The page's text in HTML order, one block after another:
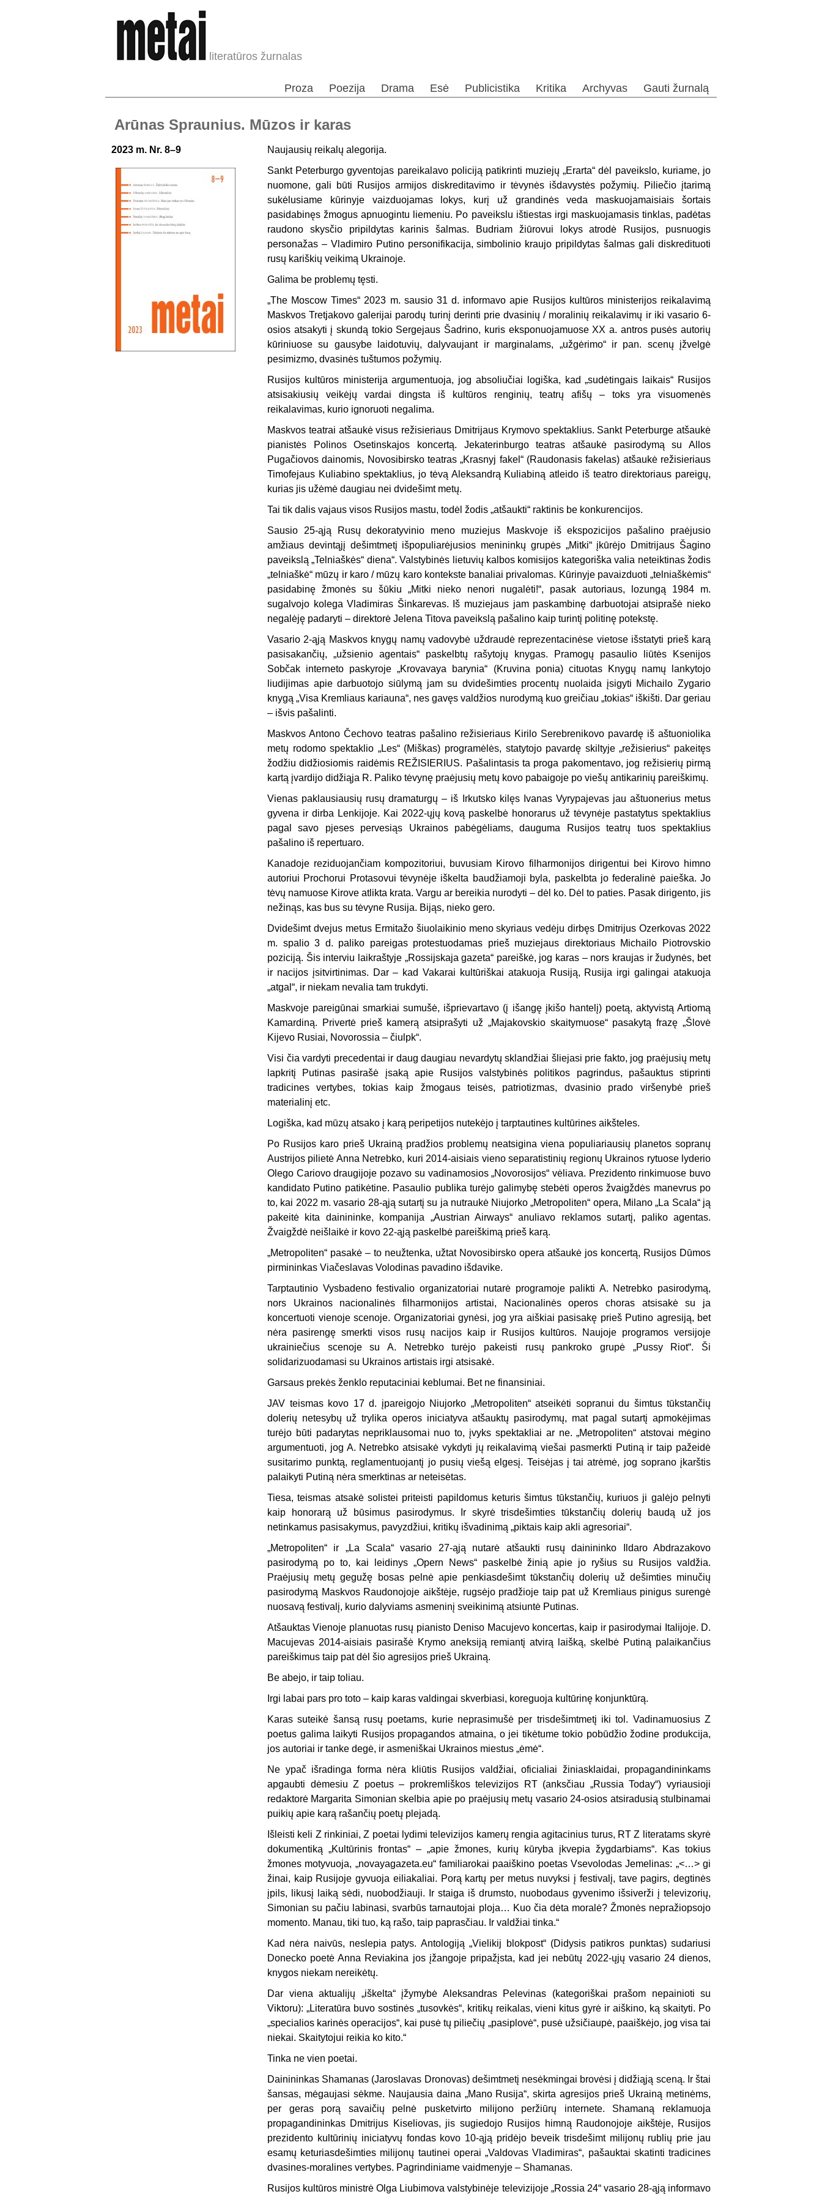
literatūros žurnalas
Proza Poezija Drama Esė Publicistika Kritika Archyvas Gauti žurnalą
Arūnas Spraunius. Mūzos ir karas
2023 m. Nr. 8–9
Naujausių reikalų alegorija.
Sankt Peterburgo gyventojas pareikalavo policiją patikrinti muziejų „Erarta“ dėl paveikslo, kuriame, jo
nuomone, gali būti Rusijos armijos diskreditavimo ir tėvynės išdavystės požymių. Piliečio įtarimą
sukėlusiame kūrinyje vaizduojamas lokys, kurį už grandinės veda maskuojamaisiais šortais
pasidabinęs žmogus apnuogintu liemeniu. Po paveikslu ištiestas irgi maskuojamasis tinklas, padėtas
raudono skysčio pripildytas karinis šalmas. Budriam žiūrovui lokys atrodė Rusijos, pusnuogis
personažas – Vladimiro Putino personifikacija, simbolinio kraujo pripildytas šalmas gali diskredituoti
rusų kariškių veikimą Ukrainoje.
Galima be problemų tęsti.
„The Moscow Times“ 2023 m. sausio 31 d. informavo apie Rusijos kultūros ministerijos reikalavimą
Maskvos Tretjakovo galerijai parodų turinį derinti prie dvasinių / moralinių reikalavimų ir iki vasario 6-
osios atsakyti į skundą tokio Sergejaus Šadrino, kuris eksponuojamuose XX a. antros pusės autorių
kūriniuose su gausybe laidotuvių, dalyvaujant ir marginalams, „užgėrimo“ ir pan. scenų įžvelgė
pesimizmo, dvasinės tuštumos požymių.
Rusijos kultūros ministerija argumentuoja, jog absoliučiai logiška, kad „sudėtingais laikais“ Rusijos
atsisakiusių veikėjų vardai dingsta iš kultūros renginių, teatrų afišų – toks yra visuomenės
reikalavimas, kurio ignoruoti negalima.
Maskvos teatrai atšaukė visus režisieriaus Dmitrijaus Krymovo spektaklius. Sankt Peterburge atšaukė
pianistės Polinos Osetinskajos koncertą. Jekaterinburgo teatras atšaukė pasirodymą su Allos
Pugačiovos dainomis, Novosibirsko teatras „Krasnyj fakel“ (Raudonasis fakelas) atšaukė režisieriaus
Timofejaus Kuliabino spektaklius, jo tėvą Aleksandrą Kuliabiną atleido iš teatro direktoriaus pareigų,
kurias jis užėmė daugiau nei dvidešimt metų.
Tai tik dalis vajaus visos Rusijos mastu, todėl žodis „atšaukti“ raktinis be konkurencijos.
Sausio 25-ąją Rusų dekoratyvinio meno muziejus Maskvoje iš ekspozicijos pašalino praėjusio
amžiaus devintąjį dešimtmetį išpopuliarėjusios menininkų grupės „Mitki“ įkūrėjo Dmitrijaus Šagino
paveikslą „Telniaškės“ diena“. Valstybinės lietuvių kalbos komisijos kategoriška valia neteiktinas žodis
„telniaškė“ mūzų ir karo / mūzų karo kontekste banaliai privalomas. Kūrinyje pavaizduoti „telniaškėmis“
pasidabinę žmonės su šūkiu „Mitki nieko nenori nugalėti!“, pasak autoriaus, lozungą 1984 m.
sugalvojo kolega Vladimiras Šinkarevas. Iš muziejaus jam paskambinę darbuotojai atsiprašė nieko
negalėję padaryti – direktorė Jelena Titova paveikslą pašalino kaip turintį politinę potekstę.
Vasario 2-ąją Maskvos knygų namų vadovybė uždraudė reprezentacinėse vietose išstatyti prieš karą
pasisakančių, „užsienio agentais“ paskelbtų rašytojų knygas. Pramogų pasaulio liūtės Ksenijos
Sobčak interneto paskyroje „Krovavaya barynia“ (Kruvina ponia) cituotas Knygų namų lankytojo
liudijimas apie darbuotojo siūlymą jam su dvidešimties procentų nuolaida įsigyti Michailo Zygario
knygą „Visa Kremliaus kariauna“, nes gavęs valdžios nurodymą kuo greičiau „tokias“ iškišti. Dar geriau
– išvis pašalinti.
Maskvos Antono Čechovo teatras pašalino režisieriaus Kirilo Serebrenikovo pavardę iš aštuoniolika
metų rodomo spektaklio „Les“ (Miškas) programėlės, statytojo pavardę skiltyje „režisierius“ pakeitęs
žodžiu didžiosiomis raidėmis REŽISIERIUS. Pašalintasis ta proga pakomentavo, jog režisierių pirmą
kartą įvardijo didžiąja R. Paliko tėvynę praėjusių metų kovo pabaigoje po viešų antikarinių pareiškimų.
Vienas paklausiausių rusų dramaturgų – iš Irkutsko kilęs Ivanas Vyrypajevas jau aštuonerius metus
gyvena ir dirba Lenkijoje. Kai 2022-ųjų kovą paskelbė honorarus už tėvynėje pastatytus spektaklius
pagal savo pjeses pervesiąs Ukrainos pabėgėliams, dauguma Rusijos teatrų tuos spektaklius
pašalino iš repertuaro.
Kanadoje reziduojančiam kompozitoriui, buvusiam Kirovo filharmonijos dirigentui bei Kirovo himno
autoriui Prochorui Protasovui tėvynėje iškelta baudžiamoji byla, paskelbta jo federalinė paieška. Jo
tėvų namuose Kirove atlikta krata. Vargu ar bereikia nurodyti – dėl ko. Dėl to paties. Pasak dirigento, jis
nežinąs, kas bus su tėvyne Rusija. Bijąs, nieko gero.
Dvidešimt dvejus metus Ermitažo šiuolaikinio meno skyriaus vedėju dirbęs Dmitrijus Ozerkovas 2022
m. spalio 3 d. paliko pareigas protestuodamas prieš muziejaus direktoriaus Michailo Piotrovskio
poziciją. Šis interviu laikraštyje „Rossijskaja gazeta“ pareiškė, jog karas – nors kraujas ir žudynės, bet
ir nacijos įsitvirtinimas. Dar – kad Vakarai kultūriškai atakuoja Rusiją, Rusija irgi galingai atakuoja
„atgal“, ir niekam nevalia tam trukdyti.
Maskvoje pareigūnai smarkiai sumušė, išprievartavo (į išangę įkišo hantelį) poetą, aktyvistą Artiomą
Kamardiną. Privertė prieš kamerą atsiprašyti už „Majakovskio skaitymuose“ pasakytą frazę „Šlovė
Kijevo Rusiai, Novorossia – čiulpk“.
Visi čia vardyti precedentai ir daug daugiau nevardytų sklandžiai šliejasi prie fakto, jog praėjusių metų
lapkritį Putinas pasirašė įsaką apie Rusijos valstybinės politikos pagrindus, pašauktus stiprinti
tradicines vertybes, tokias kaip žmogaus teisės, patriotizmas, dvasinio prado viršenybė prieš
materialinį etc.
Logiška, kad mūzų atsako į karą peripetijos nutekėjo į tarptautines kultūrines aikšteles.
Po Rusijos karo prieš Ukrainą pradžios problemų neatsigina viena populiariausių planetos sopranų
Austrijos pilietė Anna Netrebko, kuri 2014-aisiais vieno separatistinių regionų Ukrainos rytuose lyderio
Olego Cariovo draugijoje pozavo su vadinamosios „Novorosijos“ vėliava. Prezidento rinkimuose buvo
kandidato Putino patikėtine. Pasaulio publika turėjo galimybę stebėti operos žvaigždės manevrus po
to, kai 2022 m. vasario 28-ąją sutartį su ja nutraukė Niujorko „Metropoliten“ opera, Milano „La Scala“ ją
pakeitė kita dainininke, kompanija „Austrian Airways“ anuliavo reklamos sutartį, paliko agentas.
Žvaigždė neišlaikė ir kovo 22-ąją paskelbė pareiškimą prieš karą.
„Metropoliten“ pasakė – to neužtenka, užtat Novosibirsko opera atšaukė jos koncertą, Rusijos Dūmos
pirmininkas Viačeslavas Volodinas pavadino išdavike.
Tarptautinio Vysbadeno festivalio organizatoriai nutarė programoje palikti A. Netrebko pasirodymą,
nors Ukrainos nacionalinės filharmonijos artistai, Nacionalinės operos choras atsisakė su ja
koncertuoti vienoje scenoje. Organizatoriai gynėsi, jog yra aiškiai pasisakę prieš Putino agresiją, bet
nėra pasirengę smerkti visos rusų nacijos kaip ir Rusijos kultūros. Naujoje programos versijoje
ukrainiečius scenoje su A. Netrebko turėjo pakeisti rusų pankroko grupė „Pussy Riot“. Ši
solidarizuodamasi su Ukrainos artistais irgi atsisakė.
Garsaus prekės ženklo reputaciniai keblumai. Bet ne finansiniai.
JAV teismas kovo 17 d. įpareigojo Niujorko „Metropoliten“ atseikėti sopranui du šimtus tūkstančių
dolerių netesybų už trylika operos iniciatyva atšauktų pasirodymų, mat pagal sutartį apmokėjimas
turėjo būti padarytas nepriklausomai nuo to, įvyks spektakliai ar ne. „Metropoliten“ atstovai mėgino
argumentuoti, jog A. Netrebko atsisakė vykdyti jų reikalavimą viešai pasmerkti Putiną ir taip pažeidė
susitarimo punktą, reglamentuojantį jo pusių viešą elgesį. Teisėjas į tai atrėmė, jog soprano įkarštis
palaikyti Putiną nėra smerktinas ar neteisėtas.
Tiesa, teismas atsakė solistei priteisti papildomus keturis šimtus tūkstančių, kuriuos ji galėjo pelnyti
kaip honorarą už būsimus pasirodymus. Ir skyrė trisdešimties tūkstančių dolerių baudą už jos
netinkamus pasisakymus, pavyzdžiui, kritikų išvadinimą „piktais kaip akli agresoriai“.
„Metropoliten“ ir „La Scala“ vasario 27-ąją nutarė atšaukti rusų dainininko Ildaro Abdrazakovo
pasirodymą po to, kai leidinys „Opern News“ paskelbė žinią apie jo ryšius su Rusijos valdžia.
Praėjusių metų gegužę bosas pelnė apie penkiasdešimt tūkstančių dolerių už dešimties minučių
pasirodymą Maskvos Raudonojoje aikštėje, rugsėjo pradžioje taip pat už Kremliaus pinigus surengė
nuosavą festivalį, kurio dalyviams asmeninį sveikinimą atsiuntė Putinas.
Atšauktas Vienoje planuotas rusų pianisto Deniso Macujevo koncertas, kaip ir pasirodymai Italijoje. D.
Macujevas 2014-aisiais pasirašė Krymo aneksiją remiantį atvirą laišką, skelbė Putiną palaikančius
pareiškimus taip pat dėl šio agresijos prieš Ukrainą.
Be abejo, ir taip toliau.
Irgi labai pars pro toto – kaip karas valdingai skverbiasi, koreguoja kultūrinę konjunktūrą.
Karas suteikė šansą rusų poetams, kurie neprasimušė per trisdešimtmetį iki tol. Vadinamuosius Z
poetus galima laikyti Rusijos propagandos atmaina, o jei tikėtume tokio pobūdžio žodine produkcija,
jos autoriai ir tanke degė, ir asmeniškai Ukrainos miestus „ėmė“.
Ne ypač išradinga forma nėra kliūtis Rusijos valdžiai, oficialiai žiniasklaidai, propagandininkams
apgaubti dėmesiu Z poetus – prokremliškos televizijos RT (anksčiau „Russia Today“) vyriausioji
redaktorė Margarita Simonian skelbia apie po praėjusių metų vasario 24-osios atsiradusią stulbinamai
puikių apie karą rašančių poetų plejadą.
Išleisti keli Z rinkiniai, Z poetai lydimi televizijos kamerų rengia agitacinius turus, RT Z literatams skyrė
dokumentiką „Kultūrinis frontas“ – „apie žmones, kurių kūryba įkvepia žygdarbiams“. Kas tokius
žmones motyvuoja, „novayagazeta.eu“ familiarokai paaiškino poetas Vsevolodas Jemelinas: „<…> gi
žinai, kaip Rusijoje gyvuoja eiliakaliai. Porą kartų per metus nuvyksi į festivalį, tave pagirs, degtinės
įpils, likusį laiką sėdi, nuobodžiauji. Ir staiga iš drumsto, nuobodaus gyvenimo išsiverži į televizorių,
Simonian su pačiu labinasi, svarbūs tarnautojai ploja… Kuo čia dėta moralė? Žmonės nepražiopsojo
momento. Manau, tiki tuo, ką rašo, taip paprasčiau. Ir valdžiai tinka.“
Kad nėra naivūs, neslepia patys. Antologiją „Vielikij blokpost“ (Didysis patikros punktas) sudariusi
Donecko poetė Anna Reviakina jos įžangoje pripažįsta, kad jei nebūtų 2022-ųjų vasario 24 dienos,
knygos niekam nereikėtų.
Dar viena aktualijų „iškelta“ įžymybė Aleksandras Pelevinas (kategoriškai prašom nepainioti su
Viktoru): „Literatūra buvo sostinės „tusovkės“, kritikų reikalas, vieni kitus gyrė ir aiškino, ką skaityti. Po
„specialios karinės operacijos“, kai pusė tų piliečių „pasiplovė“, pusė užsičiaupė, paaiškėjo, jog visa tai
niekai. Skaitytojui reikia ko kito.“
Tinka ne vien poetai.
Dainininkas Shamanas (Jaroslavas Dronovas) dešimtmetį nesėkmingai brovėsi į didžiąją sceną. Ir štai
šansas, mėgaujasi sėkme. Naujausia daina „Mano Rusija“, skirta agresijos prieš Ukrainą metinėms,
per geras porą savaičių pelnė pusketvirto milijono peržiūrų internete. Shamaną reklamuoja
propagandininkas Dmitrijus Kiseliovas, jis sugiedojo Rusijos himną Raudonojoje aikštėje, Rusijos
prezidento kultūrinių iniciatyvų fondas kovo 10-ąją pridėjo beveik trisdešimt milijonų rublių prie jau
esamų keturiasdešimties milijonų tautinei operai „Valdovas Vladimiras“, pašauktai skatinti tradicines
dvasines-moralines vertybes. Pagrindiniame vaidmenyje – Shamanas.
Rusijos kultūros ministrė Olga Liubimova valstybinėje televizijoje „Rossia 24“ vasario 28-ąją informavo